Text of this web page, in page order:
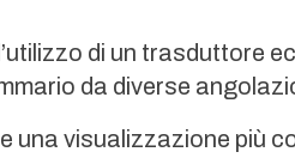
di un trasduttore
da diverse
visualizzazione più